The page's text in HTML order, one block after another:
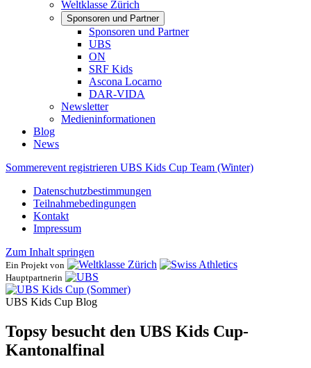
Weltklasse Zürich
Sponsoren und Partner
Sponsoren und Partner
UBS
ON
SRF Kids
Ascona ​Locarno
DAR-VIDA
Newsletter
Medieninformationen
Blog
News
Sommerevent registrieren UBS Kids Cup Team (Winter)
Datenschutzbestimmungen
Teilnahmebedingungen
Kontakt
Impressum
Zum Inhalt springen
Ein Projekt von
Hauptpartnerin
UBS Kids Cup Blog
Topsy besucht den UBS Kids Cup-
Kantonalfinal